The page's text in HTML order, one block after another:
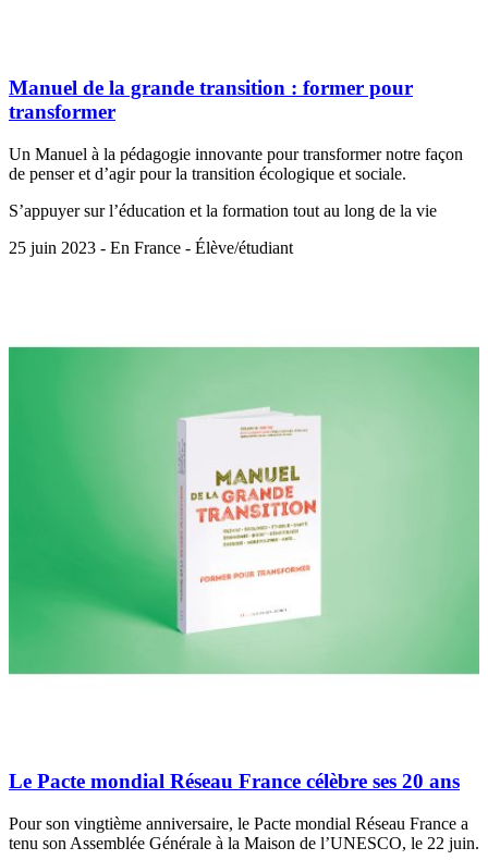
Manuel de la grande transition : former pour
transformer
Un Manuel à la pédagogie innovante pour transformer notre façon
de penser et d’agir pour la transition écologique et sociale.
S’appuyer sur l’éducation et la formation tout au long de la vie
25 juin 2023 - En France - Élève/étudiant
Le Pacte mondial Réseau France célèbre ses 20 ans
Pour son vingtième anniversaire, le Pacte mondial Réseau France a
tenu son Assemblée Générale à la Maison de l’UNESCO, le 22 juin.